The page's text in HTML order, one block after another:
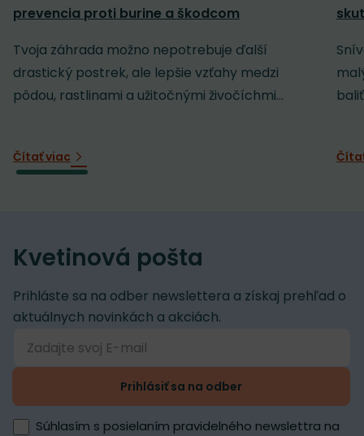
prevencia proti burine a škodcom
Tvoja záhrada možno nepotrebuje ďalší
drastický postrek, ale lepšie vzťahy medzi
pôdou, rastlinami a užitočnými živočíchmi...
Čítať viac
Kvetinová pošta
Prihláste sa na odber newslettera a získaj prehľad o
aktuálnych novinkách a akciách.
Prihlásiť sa na odber
Súhlasím s posielaním pravidelného newslettra na